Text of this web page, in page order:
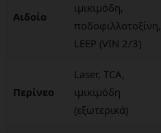
Αιδοίο
ιμικιμόδη,
ποδοφιλλοτοξίνη,
LEEP (VIN 2/3)
Περίνεο
Laser, TCA,
ιμικιμόδη
(εξωτερικά)